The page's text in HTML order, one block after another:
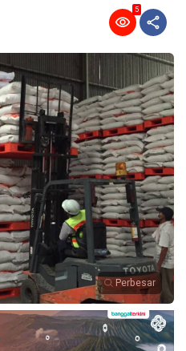
5
Perbesar